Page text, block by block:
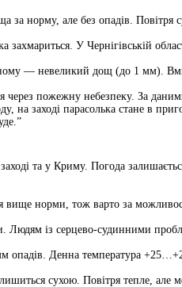
норму, але без опадів.
У Чернігівській
— невеликий дощ (до 1 мм).
пожежну небезпеку. За
на заході парасолька стане в
та у Криму. Погода
вище норми, тож варто за
із серцево-судинними
опадів. Денна температура
сухою. Повітря тепле, але